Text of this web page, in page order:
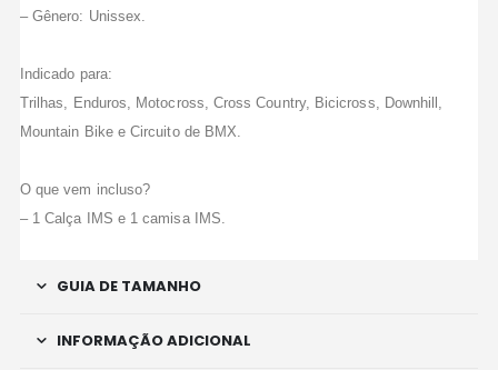
– Gênero: Unissex.
Indicado para:
Trilhas, Enduros, Motocross, Cross Country, Bicicross, Downhill,
Mountain Bike e Circuito de BMX.
O que vem incluso?
– 1 Calça IMS e 1 camisa IMS.
GUIA DE TAMANHO
INFORMAÇÃO ADICIONAL